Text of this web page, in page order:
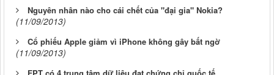
Nguyên nhân nào cho cái chết của "đại gia" Nokia?
(11/09/2013)
Cổ phiếu Apple giảm vì iPhone không gây bất ngờ
(11/09/2013)